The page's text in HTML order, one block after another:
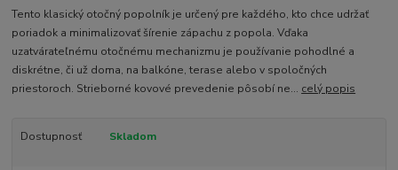
Tento klasický otočný popolník je určený pre každého, kto chce udržať
poriadok a minimalizovať šírenie zápachu z popola. Vďaka
uzatvárateľnému otočnému mechanizmu je používanie pohodlné a
diskrétne, či už doma, na balkóne, terase alebo v spoločných
priestoroch. Strieborné kovové prevedenie pôsobí ne... celý popis
Dostupnosť Skladom